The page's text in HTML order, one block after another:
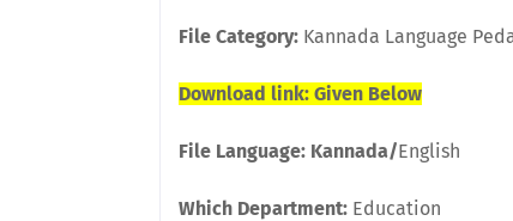
File Category: Kannada Language
Download link: Given Below
File Language: Kannada/English
Which Department: Education